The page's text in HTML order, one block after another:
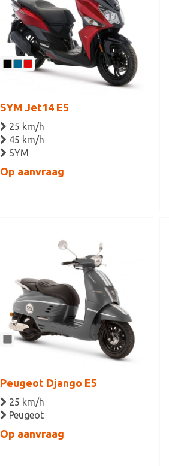
SYM Jet14 E5
25 km/h
45 km/h
SYM
Op aanvraag
Peugeot Django E5
25 km/h
Peugeot
Op aanvraag